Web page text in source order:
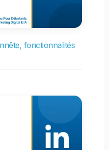
fonctionnalités